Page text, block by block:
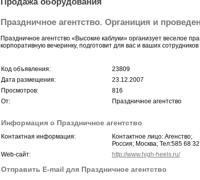
Праздничное агентство. Органиция и
Праздничное агентство «Высокие каблуки» организует веселое
корпоративную вечеринку, подготовит для вас и ваших
Код объявления:
23809
Дата размещения:
23.12.2007
Просмотров:
816
От:
Праздничное агентство
Информация о Праздничное агентство
Контактная информация:
Контактное лицо: Агенство;
Россия; Москва; Тел:585 68
Web-сайт:
http://www.high-heels.ru/
Отправить E-mail для Праздничное агентство